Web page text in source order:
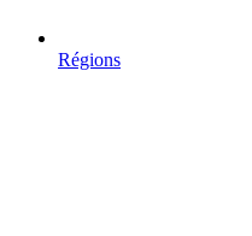
Régions